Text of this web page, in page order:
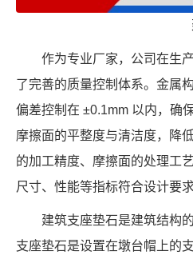
作为专业厂家，公司在生
了完善的质量控制体系。金属
偏差控制在 ±0.1mm 以内，确
摩擦面的平整度与清洁度，降
的加工精度、摩擦面的处理工
尺寸、性能等指标符合设计要求
建筑支座垫石是建筑结构
支座垫石是设置在墩台帽上的